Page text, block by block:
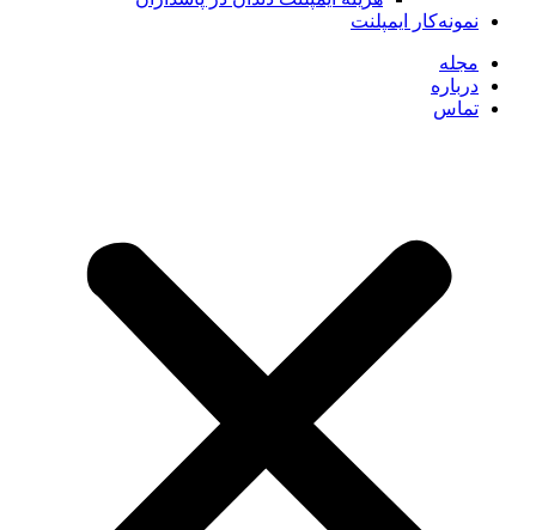
نمونه‌کار ایمپلنت
مجله
درباره
تماس